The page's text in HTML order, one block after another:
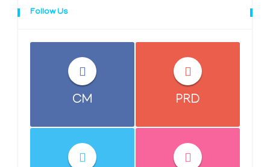
Follow Us
CM PRD